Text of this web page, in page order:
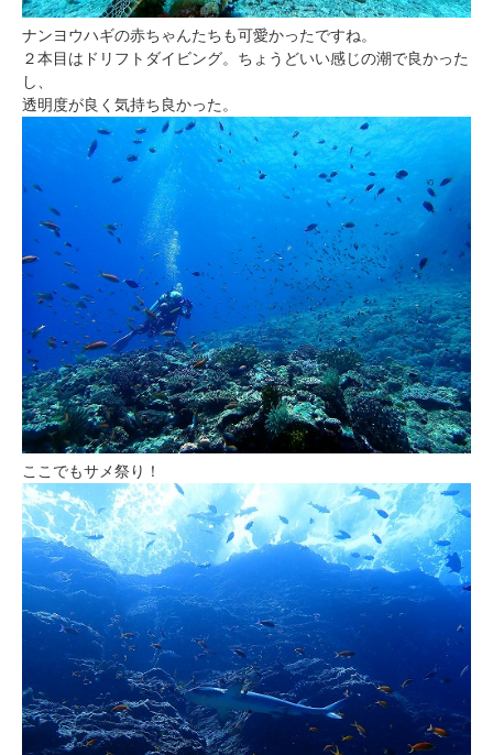
ナンヨウハギの赤ちゃんたちも可愛かったですね。
２本目はドリフトダイビング。ちょうどいい感じの潮で良かった
し、
透明度が良く気持ち良かった。
ここでもサメ祭り！